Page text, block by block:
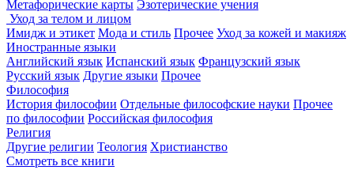
Метафорические карты Эзотерические учения
Уход за телом и лицом
Имидж и этикет Мода и стиль Прочее Уход за кожей и макияж
Иностранные языки
Английский язык Испанский язык Французский язык
Русский язык Другие языки Прочее
Философия
История философии Отдельные философские науки Прочее
по философии Российская философия
Религия
Другие религии Теология Христианство
Смотреть все книги